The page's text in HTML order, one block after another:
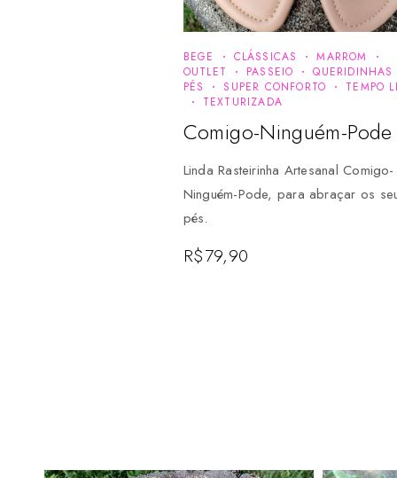
BEGE CLÁSSICAS
MARROM
OUTLET
PASSEIO
QUERIDINHAS
PÉS
SUPER CONFORTO
TEMPO
TEXTURIZADA
Comigo-Ninguém-Pode
Linda Rasteirinha Artesanal Comigo-
Ninguém-Pode, para abraçar os
pés.
R$79,90